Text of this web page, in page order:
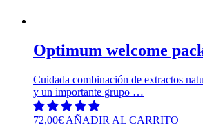
Optimum welcome
Cuidada combinación de extractos
y un importante grupo …
72,00€ AÑADIR AL CARRITO